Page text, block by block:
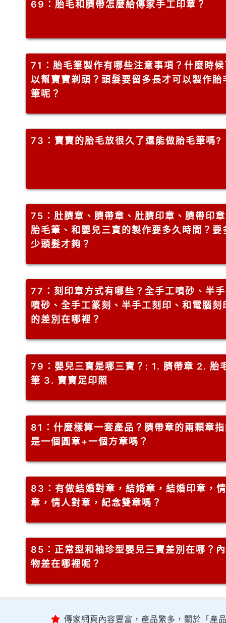
69 ：胎毛和臍帶怎麼給傳家手工印章？
71 ：胎毛筆製作有哪些注意事項？什麼時
以幫寶寶剃頭？頭髮要留多長才可以製作胎
筆呢？
73 ：寶寶的胎毛放很久了還能做胎毛筆嗎?
75 ：肚臍章、臍帶章、肚臍印章、臍帶印
胎毛筆、和嬰兒三寶的製作要多久時間？要
少頭髮才夠？
77 ：刻印章方式有哪些？全手工噴砂、半
噴砂、全手工篆刻、半手工刻印、和電腦刻
的差別在哪裡？
79 ：嬰兒三寶是哪三寶？: 1. 臍帶章 2. 胎
筆 3. 寶寶足印照
81 ：什麼樣算一套產品？臍帶章的兩顆章
是一個圓章+一個方章嗎？
83 ：有做結婚對章，結婚章，結婚印章，
章，情人對章，紀念雙章嗎？
85 ：正常型和袖珍型嬰兒三寶差別在哪？
物差在哪裡呢？
傳家網頁內容豐富，產品繁多，關於「產